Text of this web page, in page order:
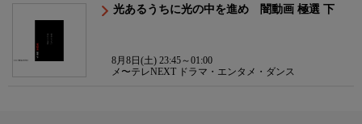
光あるうちに光の中を進め 闇動画 極選 下
8月8日(土) 23:45～01:00
メ〜テレNEXT ドラマ・エンタメ・ダンス